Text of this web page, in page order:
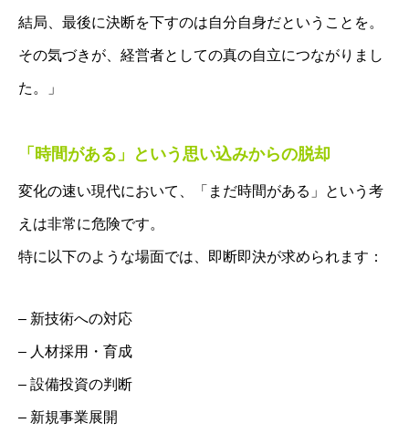
結局、最後に決断を下すのは自分自身だということを。
その気づきが、経営者としての真の自立につながりまし
た。」
「時間がある」という思い込みからの脱却
変化の速い現代において、「まだ時間がある」という考
えは非常に危険です。
特に以下のような場面では、即断即決が求められます：
– 新技術への対応
– 人材採用・育成
– 設備投資の判断
– 新規事業展開